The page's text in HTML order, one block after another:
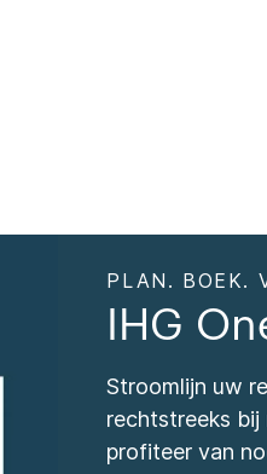
PLAN. BOEK.
IHG
Stroomlijn uw
rechtstreeks
profiteer van